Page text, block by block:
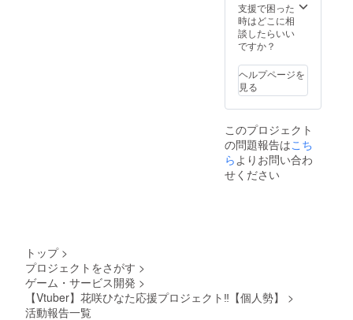
支援で困った
時はどこに相
談したらいい
ですか？
ヘルプページを
見る
このプロジェクト
の問題報告はこち
らよりお問い合わ
せください
トップ >
プロジェクトをさがす >
ゲーム・サービス開発 >
【Vtuber】花咲ひなた応援プロジェクト‼︎【個人勢】
>
活動報告一覧